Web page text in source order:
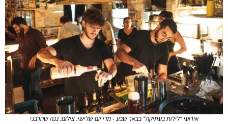
אירועי "לילות בעתיקה" בבאר שבע - מדי יום שלישי. צילום: נגה שהרבני